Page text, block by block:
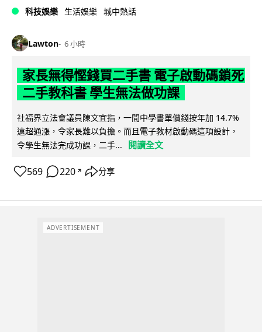
科技娛樂 生活娛樂 城中熱話
Lawton 6 小時
家長無得慳錢買二手書 電子啟動碼鎖死
二手教科書 學生無法做功課
社福界立法會議員陳文宜指，一間中學書單價錢按年加 14.7%
遠超通漲，令家長難以負擔。而且電子教材啟動碼這項設計，
令學生無法完成功課，二手...
閱讀全文
569 220 ↗ 分享
ADVERTISEMENT